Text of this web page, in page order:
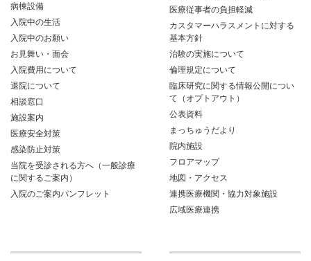
病棟設備
入院中の生活
入院中のお願い
お見舞い・面会
入院費用について
退院について
相談窓口
施設案内
医療安全対策
感染防止対策
当院を受診される方へ（一般診療
に関するご案内）
入院のご案内パンフレット
医療従事者の負担軽減
カスタマーハラスメントに対する
基本方針
治験の実施について
倫理規定について
臨床研究に関する情報公開につい
て（オプトアウト）
公表資料
まっちゅうだより
院内施設
フロアマップ
地図・アクセス
連携医療機関・協力対象施設
広域医療連携